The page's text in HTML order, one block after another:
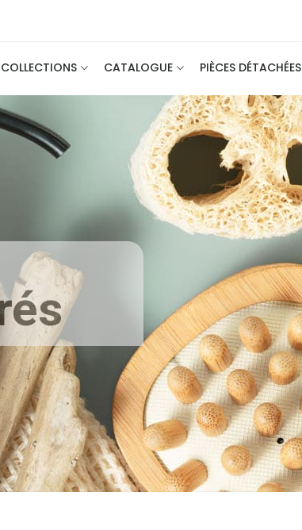
COLLECTIONS CATALOGUE PIÈCES DÉTACHÉES